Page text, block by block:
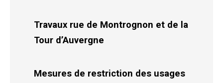
Travaux rue de Montrognon et de la
Tour d’Auvergne
Mesures de restriction des usages